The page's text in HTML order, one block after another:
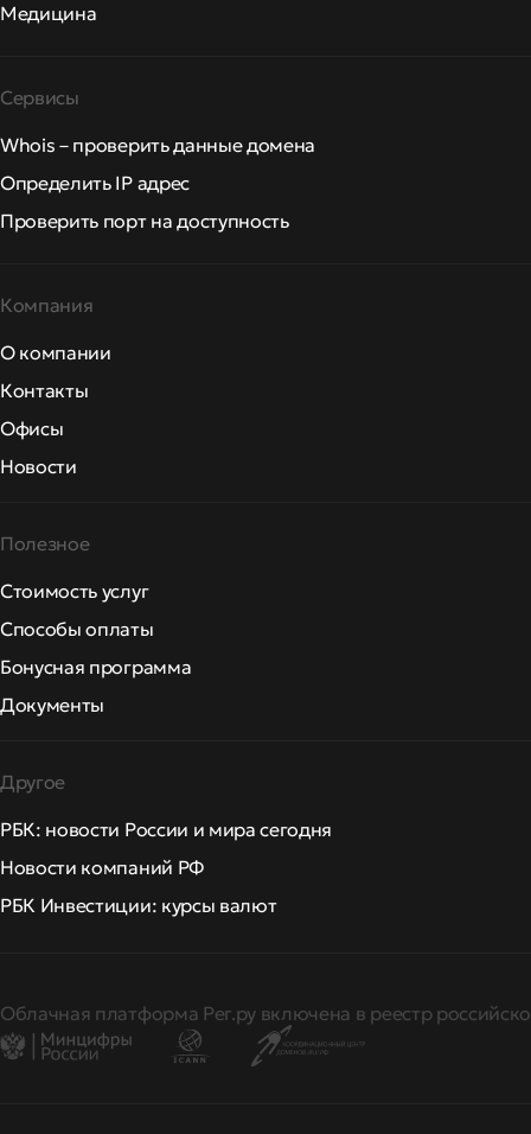
Медицина
Сервисы
Whois – проверить данные домена
Определить IP адрес
Проверить порт на доступность
Компания
О компании
Контакты
Офисы
Новости
Полезное
Стоимость услуг
Способы оплаты
Бонусная программа
Документы
Другое
РБК: новости России и мира сегодня
Новости компаний РФ
РБК Инвестиции: курсы валют
Облачная платформа Рег.ру включена в реестр